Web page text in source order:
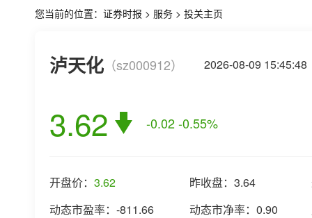
您当前的位置： 证券时报 > 服务 > 投关主页
泸天化 （sz000912） 2026-08-09 15:45:48
3.62 -0.02-0.55%
开盘价： 3.62 昨收盘： 3.64
动态市盈率： -811.66 动态市净率： 0.90